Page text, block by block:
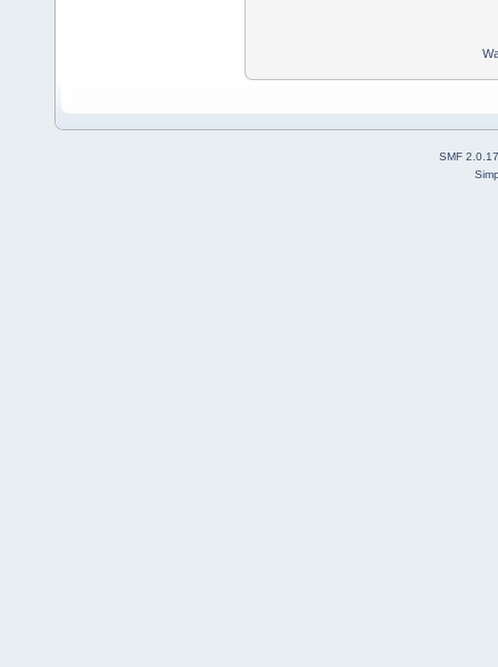
SMF 2.0.17